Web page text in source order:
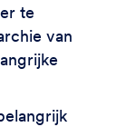
te
van